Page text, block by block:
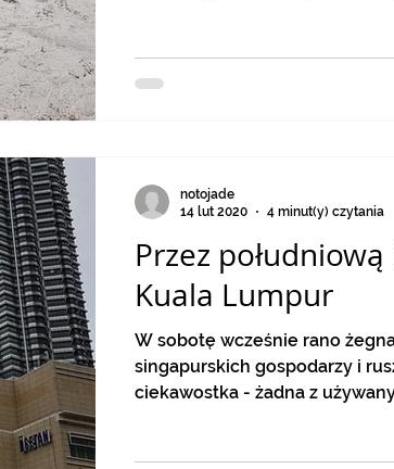
Przez
Kuala Lumpur
W sobotę wcześnie rano żegnam moich
singapurskich gospodarzy i
ciekawostka - żadna z
notojade
14 lut 2020
4 minut(y) czytania